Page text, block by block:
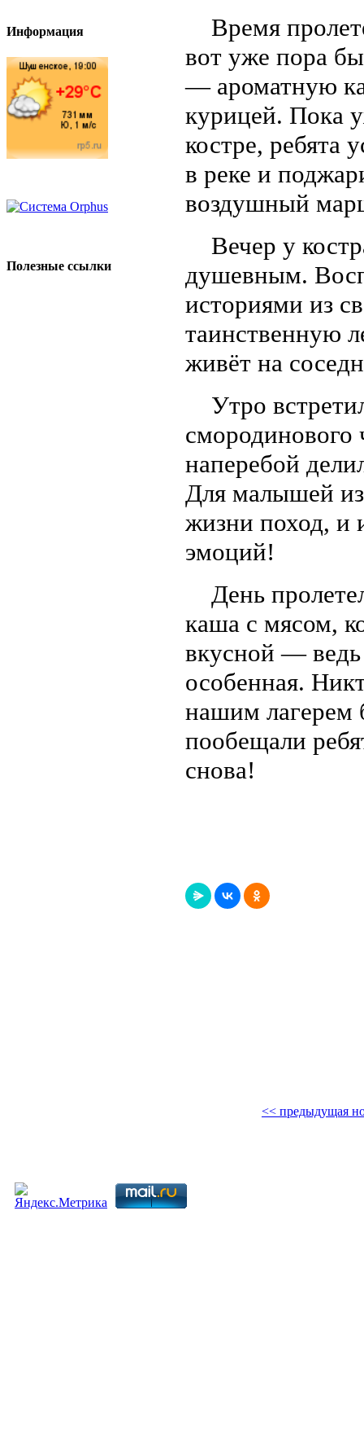
Информация
Полезные ссылки
Время
вот уже пора
— ароматную
курицей. Пока
костре, ребята
в реке и
воздушный
Вечер у
душевным.
историями из
таинственную
живёт на
Утро
смородинового
наперебой
Для малышей
жизни поход, и
эмоций!
День
каша с мясом,
вкусной — ведь
особенная.
нашим лагерем
пообещали
снова!
<< предыдущая